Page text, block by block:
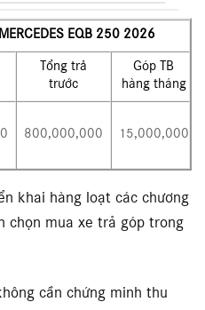
EQB 250 2026
Tổng trả
trước
Góp TB
hàng tháng
800,000,000 15,000,000
khai hàng loạt các chương
chọn mua xe trả góp trong
cần chứng minh thu